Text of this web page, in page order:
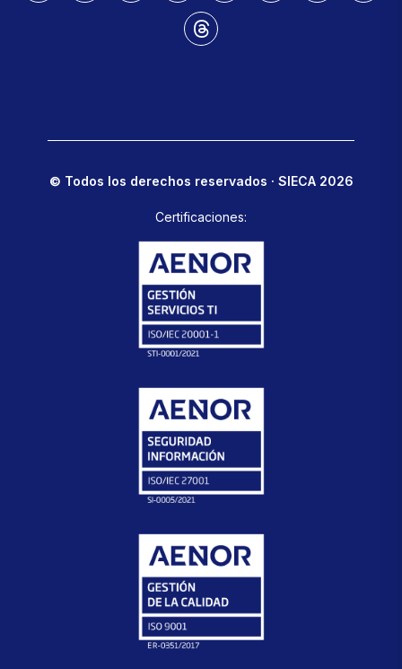
© Todos los derechos reservados · SIECA 2026
Certificaciones: